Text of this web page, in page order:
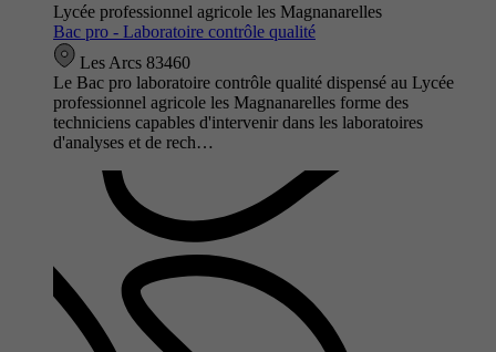
Lycée professionnel agricole les Magnanarelles
Bac pro - Laboratoire contrôle qualité
Les Arcs 83460
Le Bac pro laboratoire contrôle qualité dispensé au Lycée
professionnel agricole les Magnanarelles forme des
techniciens capables d'intervenir dans les laboratoires
d'analyses et de rech…